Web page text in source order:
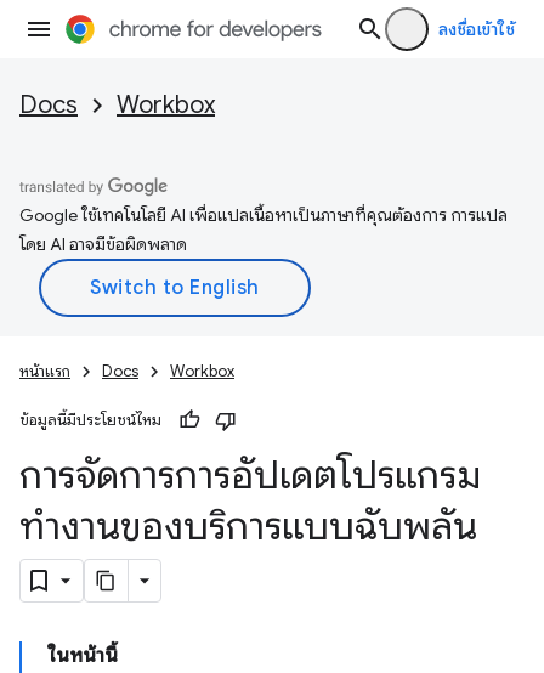
ลงชื่อเข้าใช้
Docs Workbox
Google ใช้เทคโนโลยี AI เพื่อแปลเนื้อหาเป็นภาษาที่คุณต้องการ การแปล
โดย AI อาจมีข้อผิดพลาด
หน้าแรก Docs Workbox
ข้อมูลนี้มีประโยชน์ไหม
การจัดการการอัปเดตโปรแกรม
ทำงานของบริการแบบฉับพลัน
ในหน้านี้